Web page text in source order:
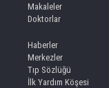
Makaleler
Doktorlar
Haberler
Merkezler
Tıp Sözlüğü
İlk Yardım Köşesi